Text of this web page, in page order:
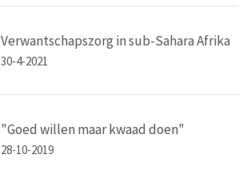
Verwantschapszorg in sub-Sahara Afrika
30-4-2021
"Goed willen maar kwaad doen"
28-10-2019